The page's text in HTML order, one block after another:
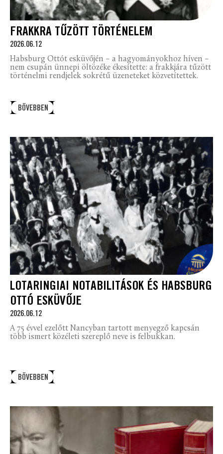
FRAKKRA TŰZÖTT TÖRTÉNELEM
2026.06.12
Habsburg Ottót esküvőjén – a hagyományokhoz híven –
nem csupán ünnepi öltözéke ékesítette: a frakkjára tűzött
történelmi rendjelek sokrétű üzeneteket közvetítettek.
BŐVEBBEN
LOTARINGIAI NOTABILITÁSOK ÉS HABSBURG
OTTÓ ESKÜVŐJE
2026.06.12
A 75 évvel ezelőtt Nancyban tartott menyegző kapcsán
több ismert közéleti szereplő neve is felbukkan.
BŐVEBBEN